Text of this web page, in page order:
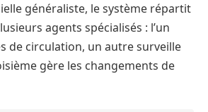
généraliste, le système répartit
agents spécialisés : l’un
de circulation, un autre surveille
gère les changements de